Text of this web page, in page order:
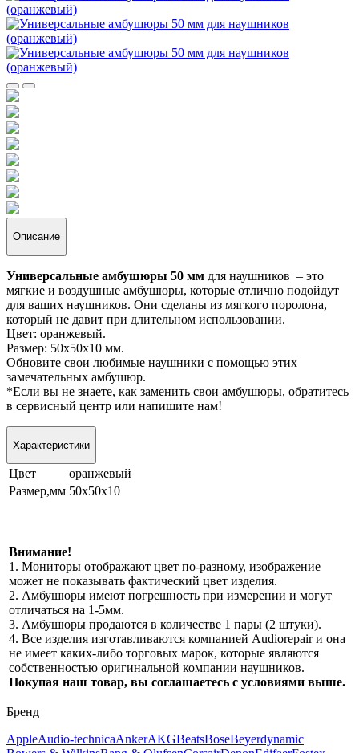
Описание
Универсальные амбушюры 50 мм для наушников – это
мягкие и воздушные амбушюры, которые отлично подойдут
для ваших наушников. Они сделаны из мягкого поролона,
который не давит при длительном использовании.
Цвет: оранжевый.
Размер: 50х50х10 мм.
Обновите свои любимые наушники с помощью этих
замечательных амбушюр.
*Если вы не знаете, как заменить свои амбушюры, обратитесь
в сервисный центр или напишите нам!
Характеристики
Цвет
оранжевый
Размер,мм 50х50х10
Внимание!
1. Мониторы отображают цвет по-разному, изображение
может не показывать фактический цвет изделия.
2. Амбушюры имеют погрешность при измерении и могут
отличаться на 1-5мм.
3. Амбушюры продаются в количестве 1 пары (2 штуки).
4. Все изделия изготавливаются компанией Audiorepair и она
не имеет каких-либо торговых марок, которые являются
собственностью оригинальной компании наушников.
Покупая наш товар, вы соглашаетесь с условиями выше.
Бренд
AppleAudio-technicaAnkerAKGBeatsBoseBeyerdynamic